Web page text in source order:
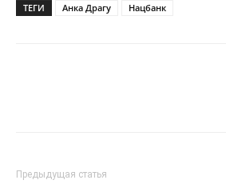
ТЕГИ Анка Драгу Нацбанк
Предыдущая статья